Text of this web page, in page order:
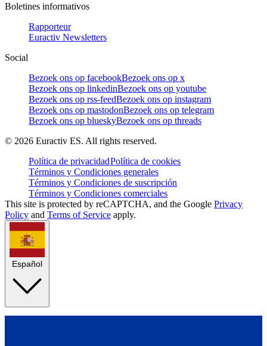
Boletines informativos
Rapporteur
Euractiv Newsletters
Social
Bezoek ons op facebookBezoek ons op x
Bezoek ons op linkedinBezoek ons op youtube
Bezoek ons op rss-feedBezoek ons op instagram
Bezoek ons op mastodonBezoek ons op telegram
Bezoek ons op blueskyBezoek ons op threads
© 2026 Euractiv ES. All rights reserved.
Política de privacidadPolítica de cookies
Términos y Condiciones generales
Términos y Condiciones de suscripción
Términos y Condiciones comerciales
This site is protected by reCAPTCHA, and the Google Privacy
Policy and Terms of Service apply.
Español